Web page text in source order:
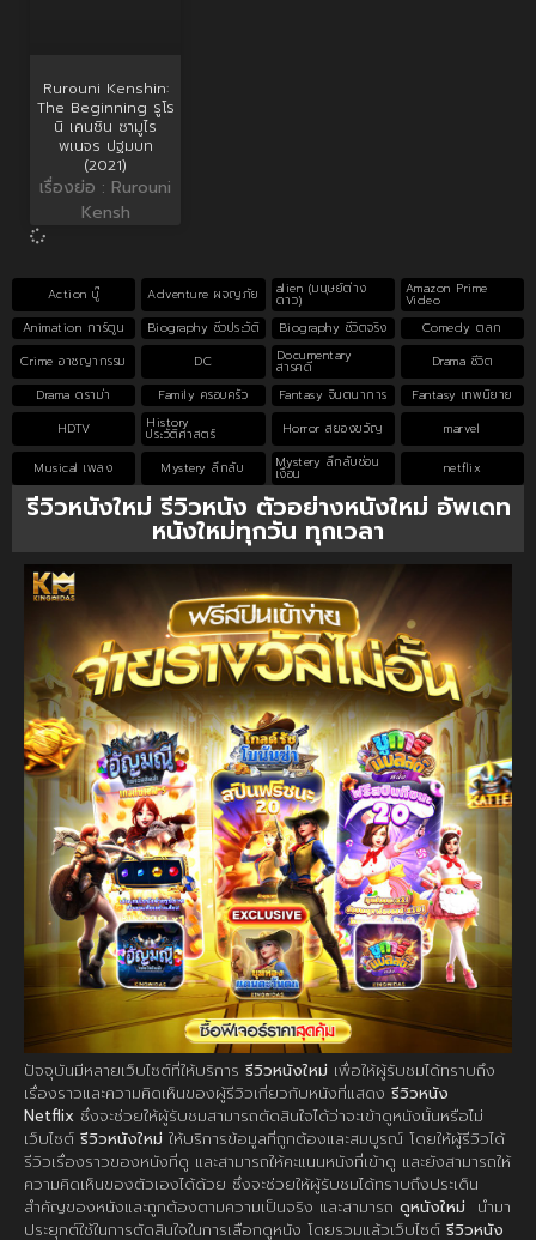
Rurouni Kenshin:
The Beginning รูโร
นิ เคนชิน ซามูไร
พเนจร ปฐมบท
(2021)
เรื่องย่อ : Rurouni
Kensh
Action บู๊ Adventure ผจญภัย alien (มนุษย์ต่าง
ดาว)
Amazon Prime
Video
Animation การ์ตูน
Biography ชีวประวัติ Biography ชีวิตจริง
Comedy ตลก
Crime อาชญากรรม
DC Documentary
สารคดี
Drama ชีวิต
Drama ดราม่า
Family ครอบครัว Fantasy จินตนาการ
Fantasy เทพนิยาย
HDTV
History
ประวัติศาสตร์ Horror สยองขวัญ marvel
Musical เพลง Mystery ลึกลับ Mystery ลึกลับซ่อน
เงื่อน netflix
รีวิวหนังใหม่ รีวิวหนัง ตัวอย่างหนังใหม่ อัพเดท
หนังใหม่ทุกวัน ทุกเวลา
ปัจจุบันมีหลายเว็บไซต์ที่ให้บริการ รีวิวหนังใหม่ เพื่อให้ผู้รับชมได้ทราบถึง
เรื่องราวและความคิดเห็นของผู้รีวิวเกี่ยวกับหนังที่แสดง รีวิวหนัง
Netflix ซึ่งจะช่วยให้ผู้รับชมสามารถตัดสินใจได้ว่าจะเข้าดูหนังนั้นหรือไม่
เว็บไซต์ รีวิวหนังใหม่ ให้บริการข้อมูลที่ถูกต้องและสมบูรณ์ โดยให้ผู้รีวิวได้
รีวิวเรื่องราวของหนังที่ดู และสามารถให้คะแนนหนังที่เข้าดู และยังสามารถให้
ความคิดเห็นของตัวเองได้ด้วย ซึ่งจะช่วยให้ผู้รับชมได้ทราบถึงประเด็น
สำคัญของหนังและถูกต้องตามความเป็นจริง และสามารถ ดูหนังใหม่ นำมา
ประยุกต์ใช้ในการตัดสินใจในการเลือกดูหนัง โดยรวมแล้วเว็บไซต์ รีวิวหนัง